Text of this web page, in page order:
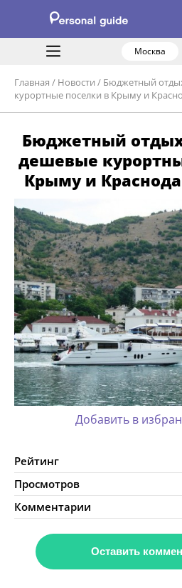
Москва
Главная / Новости / Бюджетный
курортные поселки в Крыму и
Бюджетный
дешевые
Крыму и
Добавить в
Рейтинг
Просмотров
Комментарии
Оставить